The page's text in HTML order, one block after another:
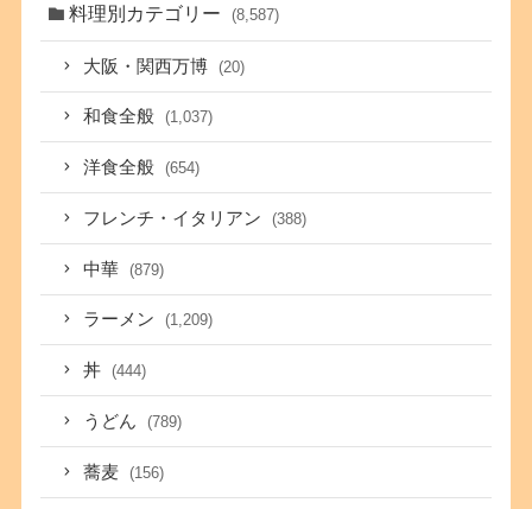
料理別カテゴリー (8,587)
大阪・関西万博 (20)
和食全般 (1,037)
洋食全般 (654)
フレンチ・イタリアン (388)
中華 (879)
ラーメン (1,209)
丼 (444)
うどん (789)
蕎麦 (156)